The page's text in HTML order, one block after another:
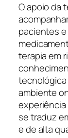
O apoio da
pacientes
terapia em
tecnológica
ambiente
se traduz
e de alta